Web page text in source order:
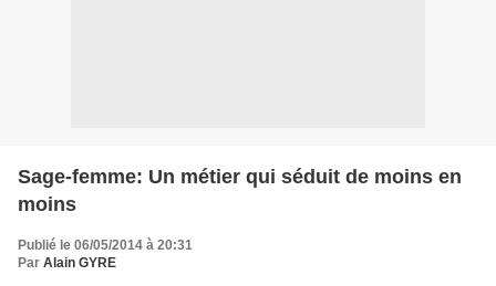
Sage-femme: Un métier qui séduit de moins en
moins
Publié le 06/05/2014 à 20:31
Par Alain GYRE